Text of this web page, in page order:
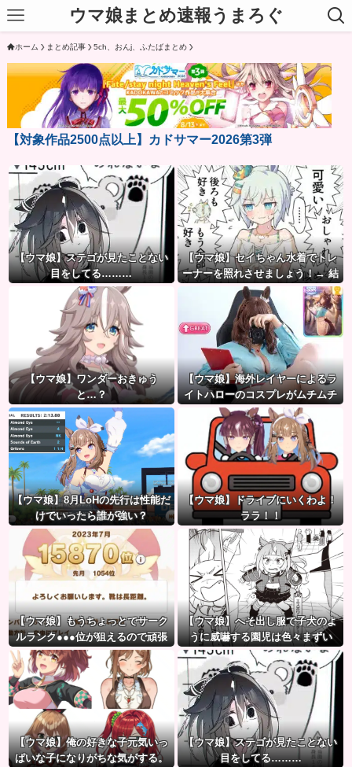
ウマ娘まとめ速報うまろぐ
ホーム まとめ記事 5ch、おんj、ふたばまとめ
【対象作品2500点以上】カドサマー2026第3弾
【ウマ娘】ステゴが見たことない
目をしてる………
【ウマ娘】セイちゃん水着でトレ
ーナーを照れさせましょう！→ 結
果
【ウマ娘】ワンダーおきゅう
と…？
【ウマ娘】海外レイヤーによるラ
イトハローのコスプレがムチムチ
すぎて↑GREAT
【ウマ娘】8月LoHの先行は性能だ
けでいったら誰が強い？
【ウマ娘】ドライブにいくわよ！
ララ！！
【ウマ娘】もうちょっとでサーク
ルランク●●●位が狙えるので頑張
りましょう。← これ
【ウマ娘】へそ出し服で子犬のよ
うに威嚇する園児は色々まずい
（ピスゴル）
【ウマ娘】俺の好きな子元気いっ
ぱいな子になりがちな気がする。
【ウマ娘】ステゴが見たことない
目をしてる………